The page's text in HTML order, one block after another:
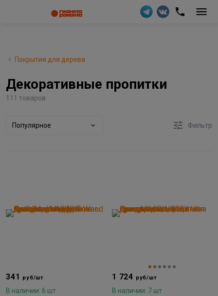
Покрытия для дерева
Декоративные пропитки
111 товаров
Популярное Фильтр
341 руб/шт
В наличии: 6 шт
1 724 руб/шт
В наличии: 7 шт